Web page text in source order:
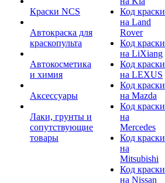
Краски NCS
Автокраска для
краскопульта
Автокосметика
и химия
Аксессуары
Лаки, грунты и
сопутствующие
товары
Код краски
на Land
Rover
Код краски
на LiXiang
Код краски
на LEXUS
Код краски
на Mazda
Код краски
на
Mercedes
Код краски
на
Mitsubishi
Код краски
на Nissan